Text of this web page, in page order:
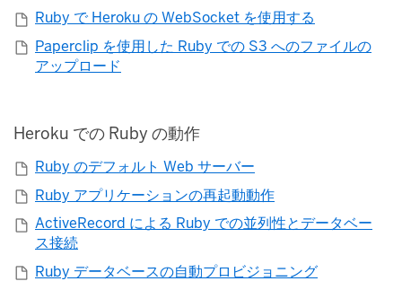
Ruby で Heroku の WebSocket を使用する
Paperclip を使用した Ruby での S3 へのファイルの
アップロード
Heroku での Ruby の動作
Ruby のデフォルト Web サーバー
Ruby アプリケーションの再起動動作
ActiveRecord による Ruby での並列性とデータベー
ス接続
Ruby データベースの自動プロビジョニング